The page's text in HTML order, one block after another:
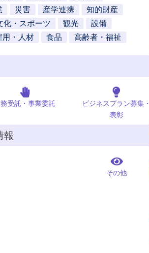
災害 産学連携
知的財産
化・スポーツ 観光
設備
用・人材 食品 高齢者・福祉
受託・事業委託
ビジネスプラン募集・
表彰
報
その他